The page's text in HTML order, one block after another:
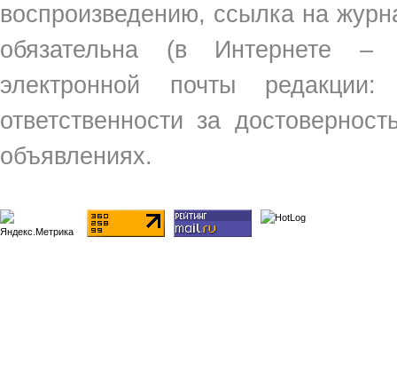
воспроизведению, ссылка на
обязательна (в Интернете
электронной почты
ответственности за
объявлениях.